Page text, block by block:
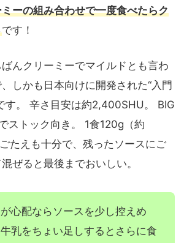
ーの組み合わせで一度食べたらク
です！
んクリーミーでマイルドとも言わ
しかも日本向けに開発された“入門
す。 辛さ目安は約2,400SHU。 BIG
ストック向き。 1食120g（約
たえも十分で、残ったソースにご
ぜると最後までおいしい。
心配ならソースを少し控えめ
乳をちょい足しするとさらに食